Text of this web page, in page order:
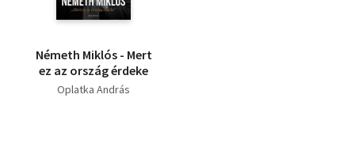
Németh Miklós - Mert
ez az ország érdeke
Oplatka András